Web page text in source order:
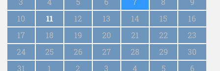
a
i
o
10
11 12 13 14 15
16
17
18 19 20 21 22
23
24
25 26 27 28 29
30
31
1 2 3 4 5 6